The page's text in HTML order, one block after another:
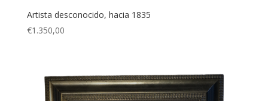
Artista desconocido, hacia 1835
€1.350,00